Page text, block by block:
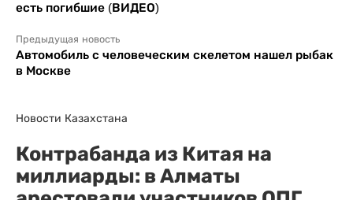
есть погибшие (ВИДЕО)
Предыдущая новость
Автомобиль с человеческим скелетом нашел рыбак
в Москве
Новости Казахстана
Контрабанда из Китая на
миллиарды: в Алматы